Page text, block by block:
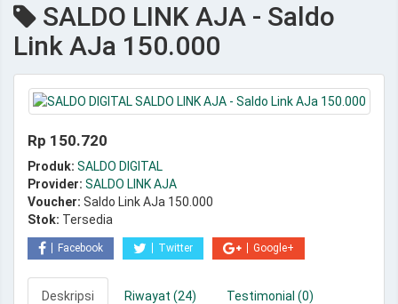
SALDO LINK AJA - Saldo
Link AJa 150.000
Rp 150.720
Produk: SALDO DIGITAL
Provider: SALDO LINK AJA
Voucher: Saldo Link AJa 150.000
Stok: Tersedia
Facebook Twitter Google+
Deskripsi Riwayat (24) Testimonial (0)